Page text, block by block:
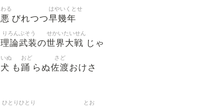
悪
わる
びれつつ早幾年
はやいくとせ
理論武装
りろんぶそう
の世界大戦
せかいたいせん
じゃ
犬
いぬ
も 踊
おど
らぬ佐渡
さど
おけさ
ひとりひとり とお